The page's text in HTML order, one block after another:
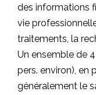
des informations
vie
traitements, la
Un ensemble de
pers. environ), en
généralement le